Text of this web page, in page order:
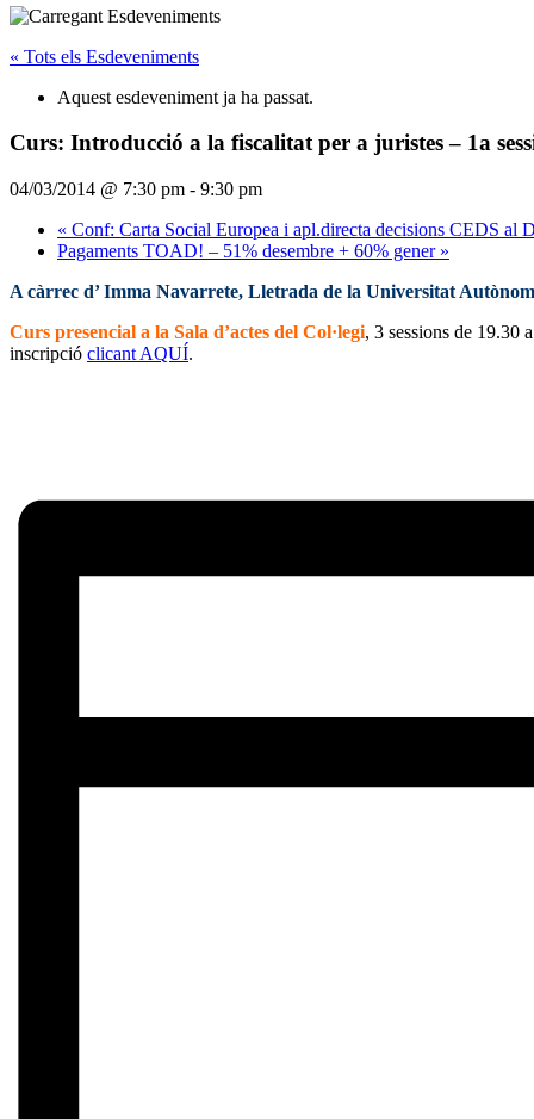
« Tots els Esdeveniments
Aquest esdeveniment ja ha passat.
Curs: Introducció a la fiscalitat per a juristes – 1a
04/03/2014 @ 7:30 pm - 9:30 pm
« Conf: Carta Social Europea i apl.directa decisions CEDS al
Pagaments TOAD! – 51% desembre + 60% gener »
A càrrec d’ Imma Navarrete, Lletrada de la Universitat
Curs presencial a la Sala d’actes del Col·legi, 3 sessions de 19.30
inscripció clicant AQUÍ.